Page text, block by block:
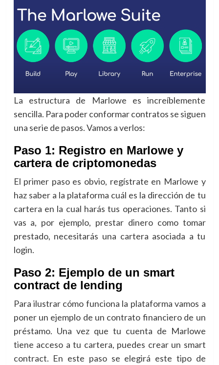
La estructura de Marlowe es increíblemente
sencilla. Para poder conformar contratos se siguen
una serie de pasos. Vamos a verlos:
Paso 1: Registro en Marlowe y
cartera de criptomonedas
El primer paso es obvio, regístrate en Marlowe y
haz saber a la plataforma cuál es la dirección de tu
cartera en la cual harás tus operaciones. Tanto si
vas a, por ejemplo, prestar dinero como tomar
prestado, necesitarás una cartera asociada a tu
login.
Paso 2: Ejemplo de un smart
contract de lending
Para ilustrar cómo funciona la plataforma vamos a
poner un ejemplo de un contrato financiero de un
préstamo. Una vez que tu cuenta de Marlowe
tiene acceso a tu cartera, puedes crear un smart
contract. En este paso se elegirá este tipo de